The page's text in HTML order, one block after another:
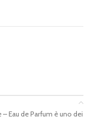
– Eau de Parfum è uno dei